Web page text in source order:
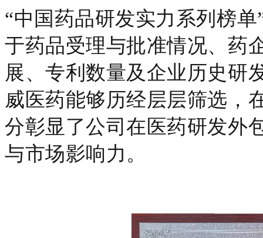
“中国药品研发实力系列榜
于药品受理与批准情况、药
展、专利数量及企业历史研
威医药能够历经层层筛选，
分彰显了公司在医药研发外
与市场影响力。